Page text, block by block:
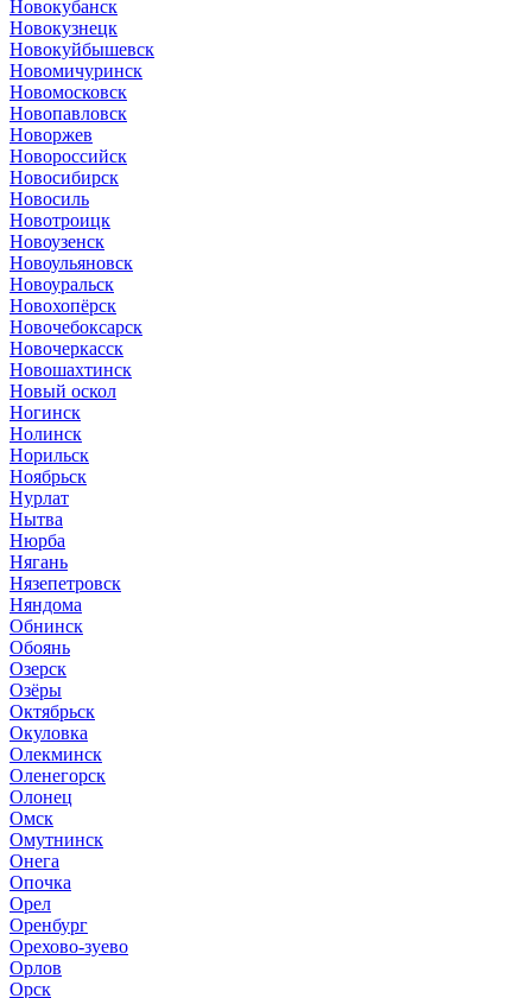
Новокубанск
Новокузнецк
Новокуйбышевск
Новомичуринск
Новомосковск
Новопавловск
Новоржев
Новороссийск
Новосибирск
Новосиль
Новотроицк
Новоузенск
Новоульяновск
Новоуральск
Новохопёрск
Новочебоксарск
Новочеркасск
Новошахтинск
Новый оскол
Ногинск
Нолинск
Норильск
Ноябрьск
Нурлат
Нытва
Нюрба
Нягань
Нязепетровск
Няндома
Обнинск
Обоянь
Озерск
Озёры
Октябрьск
Окуловка
Олекминск
Оленегорск
Олонец
Омск
Омутнинск
Онега
Опочка
Орел
Оренбург
Орехово-зуево
Орлов
Орск